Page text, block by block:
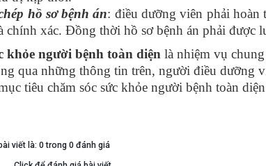
hồ sơ bệnh án: điều dưỡng viên phải hoàn
chính xác. Đồng thời hồ sơ bệnh án phải được
khỏe người bệnh toàn diện là nhiệm vụ
qua những thông tin trên, người điều dưỡng
tiêu chăm sóc sức khỏe người bệnh toàn
viết là: 0 trong 0 đánh giá